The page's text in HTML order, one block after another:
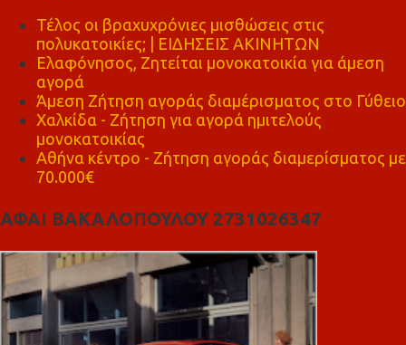
Τέλος οι βραχυχρόνιες μισθώσεις στις
πολυκατοικίες; | ΕΙΔΗΣΕΙΣ ΑΚΙΝΗΤΩΝ
Ελαφόνησος, Ζητείται μονοκατοικία για άμεση
αγορά
Άμεση Ζήτηση αγοράς διαμέρισματος στο Γύθειο
Χαλκίδα - Ζήτηση για αγορά ημιτελούς
μονοκατοικίας
Αθήνα κέντρο - Ζήτηση αγοράς διαμερίσματος με
70.000€
ΑΦΑΙ ΒΑΚΑΛΟΠΟΥΛΟΥ 2731026347